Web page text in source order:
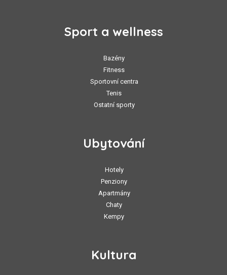
Sport a wellness
Bazény
Fitness
Sportovní centra
Tenis
Ostatní sporty
Ubytování
Hotely
Penziony
Apartmány
Chaty
Kempy
Kultura